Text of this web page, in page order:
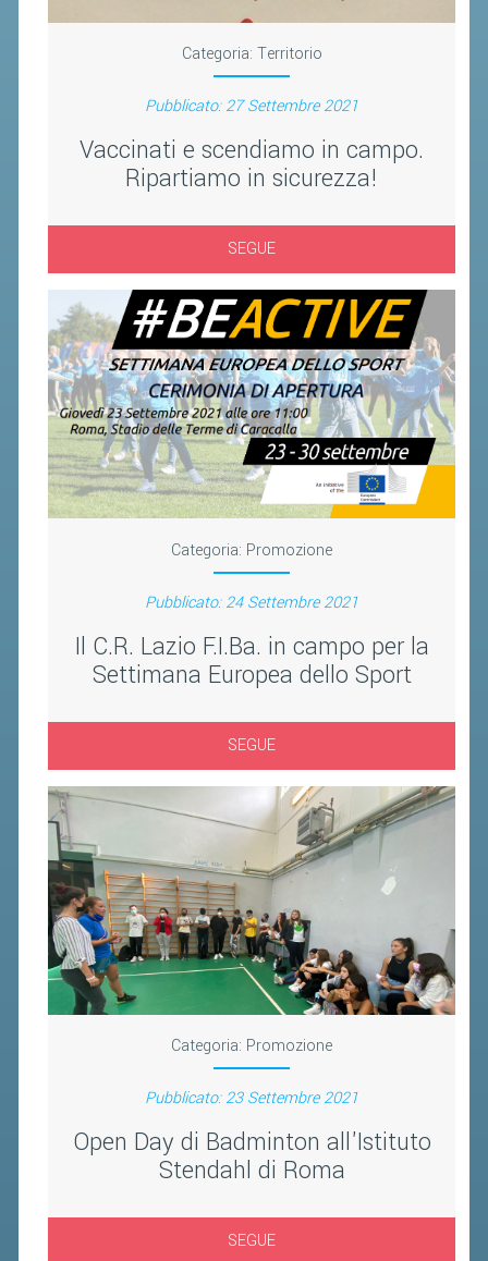
Categoria: Territorio
Pubblicato: 27 Settembre 2021
Vaccinati e scendiamo in campo.
Ripartiamo in sicurezza!
SEGUE
Categoria: Promozione
Pubblicato: 24 Settembre 2021
Il C.R. Lazio F.I.Ba. in campo per la
Settimana Europea dello Sport
SEGUE
Categoria: Promozione
Pubblicato: 23 Settembre 2021
Open Day di Badminton all'Istituto
Stendahl di Roma
SEGUE